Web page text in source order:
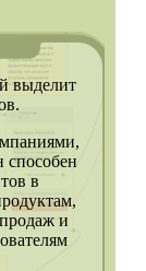
выделит
способен
в
и